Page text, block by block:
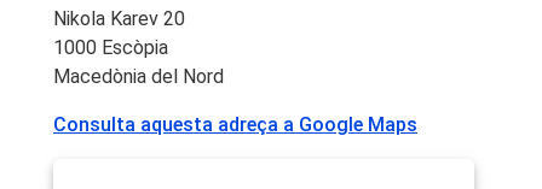
Nikola Karev 20
1000 Escòpia
Macedònia del Nord
Consulta aquesta adreça a Google Maps